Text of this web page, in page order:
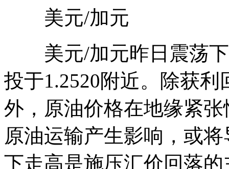
美元/加元
美元/加元昨日震荡下
投于1.2520附近。除获
外，原油价格在地缘紧
原油运输产生影响，或
下走高是施压汇价回落